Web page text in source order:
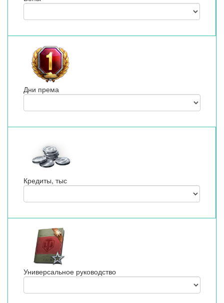
Дни према
Кредиты, тыс
Универсальное руководство